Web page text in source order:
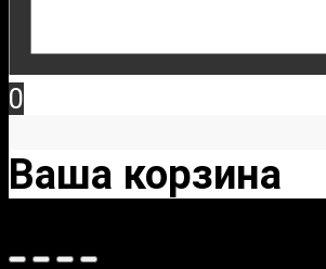
0
Ваша корзина